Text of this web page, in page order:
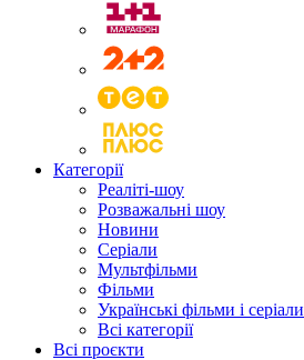
Категорії
Реаліті-шоу
Розважальні шоу
Новини
Серіали
Мультфільми
Фільми
Українські фільми і серіали
Всі категорії
Всі проєкти